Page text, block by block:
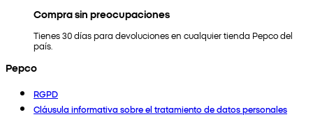
Compra sin preocupaciones
Tienes 30 días para devoluciones en cualquier tienda Pepco del
país.
Pepco
RGPD
Cláusula informativa sobre el tratamiento de datos personales